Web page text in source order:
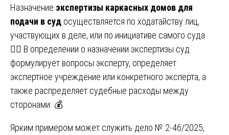
Назначение экспертизы каркасных домов для
подачи в суд осуществляется по ходатайству лиц,
участвующих в деле, или по инициативе самого суда.
🧑‍⚖️ В определении о назначении экспертизы суд
формулирует вопросы эксперту, определяет
экспертное учреждение или конкретного эксперта, а
также распределяет судебные расходы между
сторонами. 💰
Ярким примером может служить дело № 2-46/2025,